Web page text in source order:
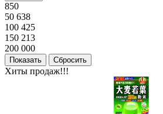
850
50 638
100 425
150 213
200 000
Хиты продаж!!!